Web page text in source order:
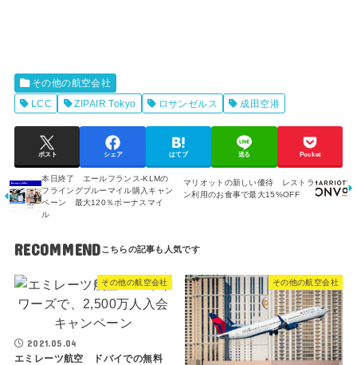
その他の航空会社
LCC
ZIPAIR Tokyo ロサンゼルス 成田空港
ポスト シェア はてブ 送る Pocket
本日終了 エールフランス-KLMの
フライングブルーマイル購入キャン
ペーン 最大120％ボーナスマイ
ル
マリオットの新しい優待 レストラ
ン利用のお食事で最大15%OFF
RECOMMEND
その他の航空会社
2021.05.04
エミレーツ航空 ドバイでの無料
その他の航空会社